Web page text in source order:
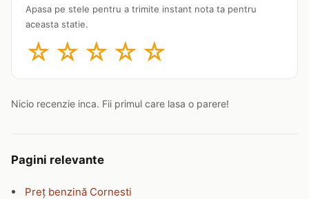
Apasa pe stele pentru a trimite instant nota ta pentru
aceasta statie.
☆ ☆ ☆ ☆ ☆
Nicio recenzie inca. Fii primul care lasa o parere!
Pagini relevante
Preț benzină Cornesti